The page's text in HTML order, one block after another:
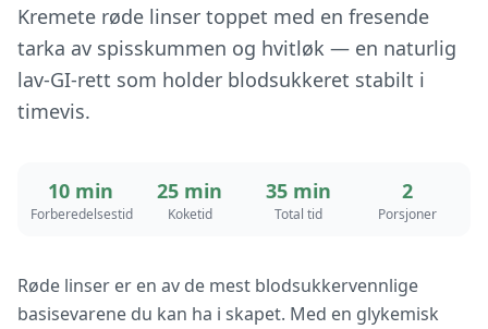
Kremete røde linser toppet med en fresende
tarka av spisskummen og hvitløk — en naturlig
lav-GI-rett som holder blodsukkeret stabilt i
timevis.
10 min
Forberedelsestid
25 min
Koketid
35 min
Total tid
2
Porsjoner
Røde linser er en av de mest blodsukkervennlige
basisevarene du kan ha i skapet. Med en glykemisk